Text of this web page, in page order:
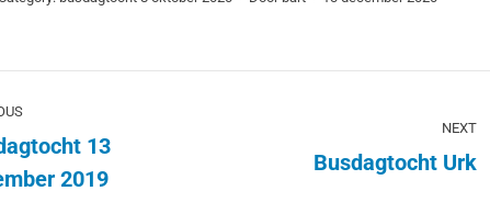
13
2019
NEXT
Busdagtocht Urk